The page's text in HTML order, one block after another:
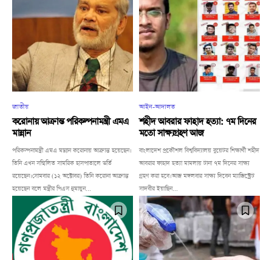
জাতীয়
করোনায় আক্রান্ত পরিকল্পনামন্ত্রী এমএ
মান্নান
পরিকল্পনামন্ত্রী এমএ মান্নান করোনায় আক্রান্ত হয়েছেন।
তিনি এখন সম্মিলিত সামরিক হাসপাতালে ভর্তি
রয়েছেন।সোমবার (১২ অক্টোবর) তিনি করোনা আক্রান্ত
হয়েছেন বলে মন্ত্রীর পিএস হুমায়ুন...
আইন-আদালত
শহীদ আবরার ফাহাদ হত্যা: ৭ম দিনের
মতো সাক্ষ্যগ্রহণ আজ
বাংলাদেশ প্রকৌশল বিশ্ববিদ্যালয় বুয়েটর শিক্ষার্থী শহীদ
আবরার ফাহাদ হত্যা মামলায় টানা ৭ম দিনের সাক্ষ্য
গ্রহণ করা হবে।আজ মঙ্গলবার সাক্ষ্য দিবেন ম্যাজিস্ট্রেট
সাদবীর ইয়াছিন...